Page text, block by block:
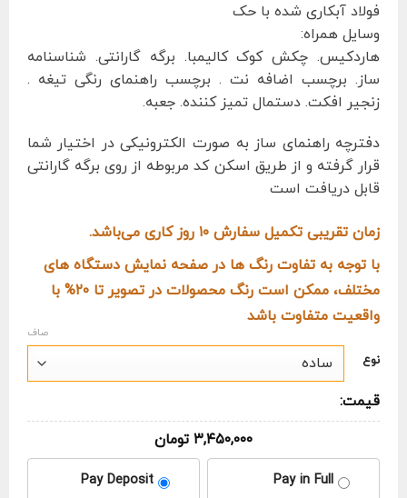
فولاد آبکاری شده با حک
وسایل همراه:
هاردکیس. چکش کوک کالیمبا. برگه گارانتی. شناسنامه
ساز. برچسب اضافه نت . برچسب راهنمای رنگی تیغه .
زنجیر افکت. دستمال تمیز کننده. جعبه.
دفترچه راهنمای ساز به صورت الکترونیکی در اختیار شما
قرار گرفته و از طریق اسکن کد مربوطه از روی برگه گارانتی
قابل دریافت است
زمان تقریبی تکمیل سفارش ۱۰ روز کاری می‌باشد.
با توجه به تفاوت رنگ ها در صفحه نمایش دستگاه های
مختلف، ممکن است رنگ محصولات در تصویر تا ۲۰% با
واقعیت متفاوت باشد
نوع
صاف
قیمت:
۳,۴۵۰,۰۰۰ تومان
CHOOSE
YOUR
Pay Deposit Pay in Full